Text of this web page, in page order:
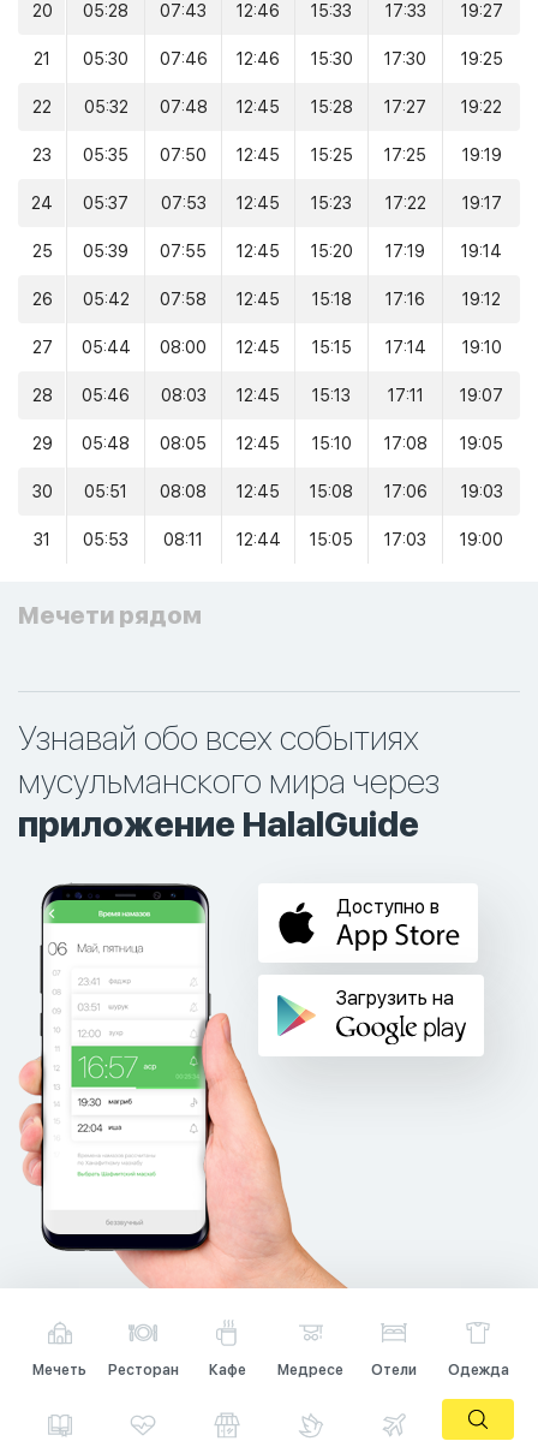
20 05:28 07:43 12:46 15:33 17:33 19:27
21 05:30 07:46 12:46 15:30 17:30 19:25
22 05:32 07:48 12:45 15:28 17:27 19:22
23 05:35 07:50 12:45 15:25 17:25 19:19
24 05:37 07:53 12:45 15:23 17:22 19:17
25 05:39 07:55 12:45 15:20 17:19 19:14
26 05:42 07:58 12:45 15:18 17:16 19:12
27 05:44 08:00 12:45 15:15 17:14 19:10
28 05:46 08:03 12:45 15:13 17:11 19:07
29 05:48 08:05 12:45 15:10 17:08 19:05
30 05:51 08:08 12:45 15:08 17:06 19:03
31 05:53 08:11 12:44 15:05 17:03 19:00
Мечети рядом
Узнавай обо всех событиях
мусульманского мира через
приложение HalalGuide
Доступно в
Загрузить на
Мечеть Ресторан Кафе Медресе Отели Одежда